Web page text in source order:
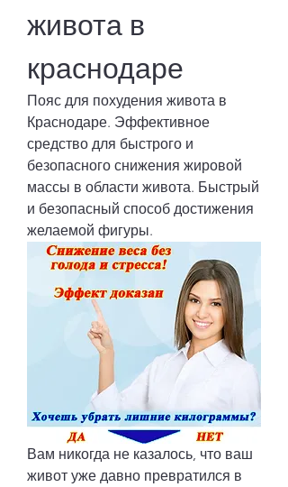
живота в
краснодаре
Пояс для похудения живота в
Краснодаре. Эффективное
средство для быстрого и
безопасного снижения жировой
массы в области живота. Быстрый
и безопасный способ достижения
желаемой фигуры.
Вам никогда не казалось, что ваш
живот уже давно превратился в